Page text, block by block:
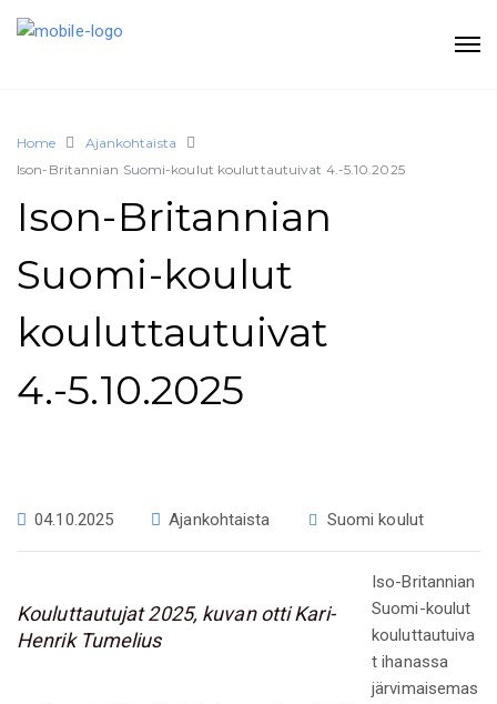
Home
Ajankohtaista
Ison-Britannian Suomi-koulut kouluttautuivat 4.-5.10.2025
Ison-Britannian
Suomi-koulut
kouluttautuivat
4.-5.10.2025
04.10.2025 Ajankohtaista Suomi koulut
Kouluttautujat 2025, kuvan otti Kari-
Henrik Tumelius
Iso-Britannian
Suomi-koulut
kouluttautuiva
t ihanassa
järvimaisemas